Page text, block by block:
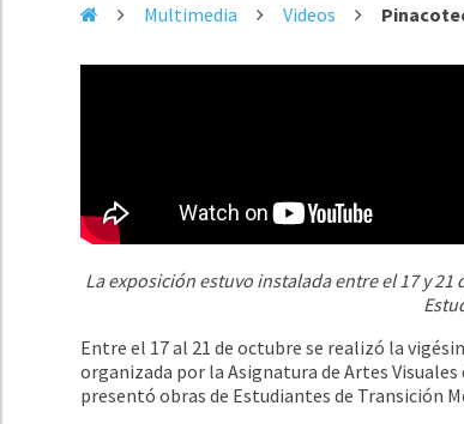
Multimedia Videos
La exposición estuvo instalada entre el 17 y
Entre el 17 al 21 de octubre se realizó la
organizada por la Asignatura de Artes
presentó obras de Estudiantes de Transición